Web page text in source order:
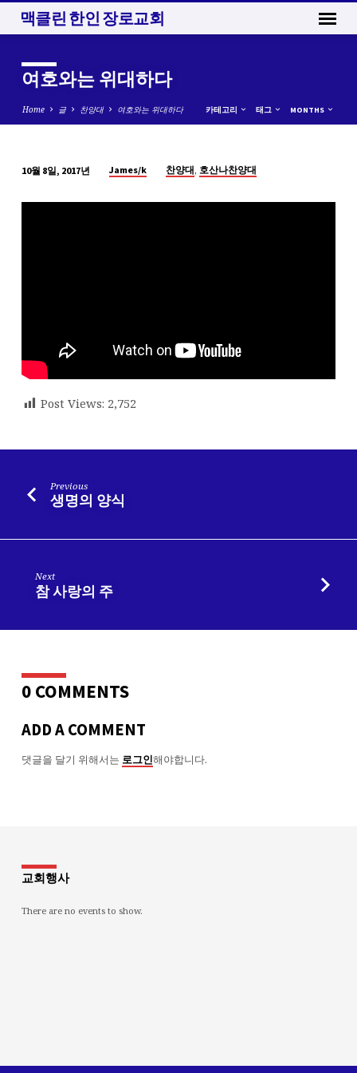
맥클린 한인 장로교회
여호와는 위대하다
Home 글 찬양대 여호와는 위대하다 카테고리 태그 MONTHS
호
10월 8일, 2017년 James/k 찬양대, 호산나찬양대
Post Views: 2,752
Previous
생명의 양식
Next
참 사랑의 주
0 COMMENTS
ADD A COMMENT
댓글을 달기 위해서는 로그인해야합니다.
교회행사
There are no events to show.